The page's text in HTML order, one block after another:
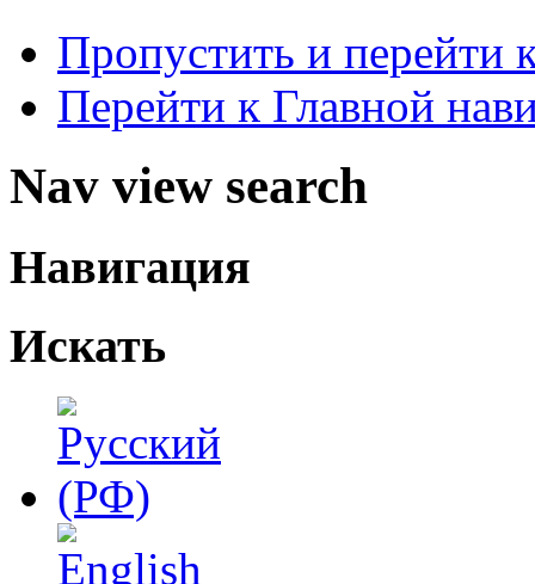
Пропустить и перейти
Перейти к Главной
Nav view search
Навигация
Искать